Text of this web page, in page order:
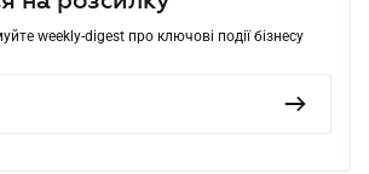
weekly-digest про ключові події бізнесу